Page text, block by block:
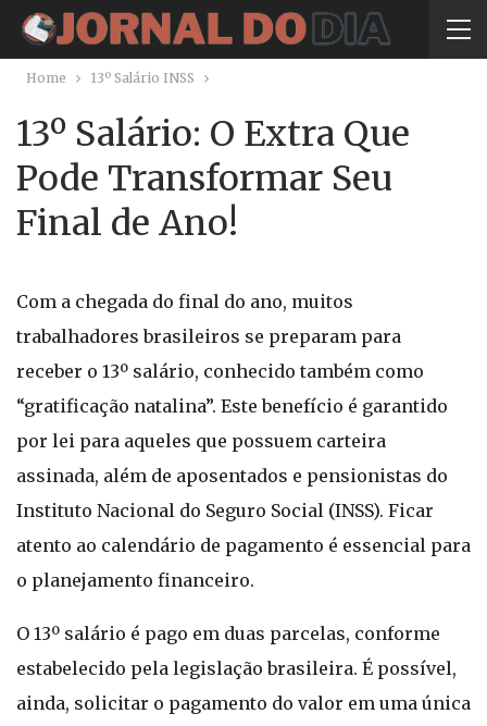
Home 13º Salário INSS
13º Salário: O Extra Que
Pode Transformar Seu
Final de Ano!
Com a chegada do final do ano, muitos
trabalhadores brasileiros se preparam para
receber o 13º salário, conhecido também como
“gratificação natalina”. Este benefício é garantido
por lei para aqueles que possuem carteira
assinada, além de aposentados e pensionistas do
Instituto Nacional do Seguro Social (INSS). Ficar
atento ao calendário de pagamento é essencial para
o planejamento financeiro.
O 13º salário é pago em duas parcelas, conforme
estabelecido pela legislação brasileira. É possível,
ainda, solicitar o pagamento do valor em uma única